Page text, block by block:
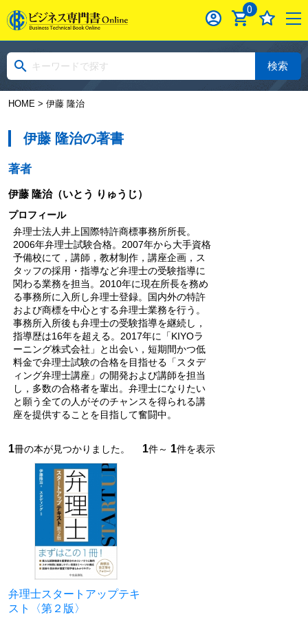
0
検索
HOME> 伊藤 隆治
伊藤 隆治の著書
著者
伊藤 隆治（いとう りゅうじ）
プロフィール
弁理士法人井上国際特許商標事務所所長。
2006年弁理士試験合格。2007年から大手資格
予備校にて，講師，教材制作，講座企画，ス
タッフの採用・指導など弁理士の受験指導に
関わる業務を担当。2010年に現在所長を務め
る事務所に入所し弁理士登録。国内外の特許
および商標を中心とする弁理士業務を行う。
事務所入所後も弁理士の受験指導を継続し，
指導歴は16年を超える。2017年に「KIYOラ
ーニング株式会社」と出会い，短期間かつ低
料金で弁理士試験の合格を目指せる「スタデ
ィング弁理士講座」の開発および講師を担当
し，多数の合格者を輩出。弁理士になりたい
と願う全ての人がそのチャンスを得られる講
座を提供することを目指して奮闘中。
1冊の本が見つかりました。 1件～ 1件を表示
弁理士スタートアップテキ
スト〈第２版〉